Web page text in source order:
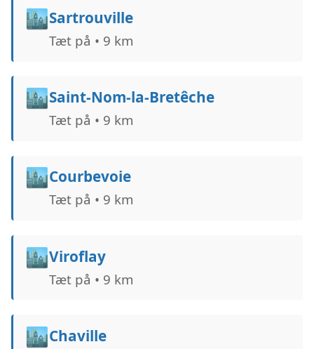
🏙️Sartrouville
Tæt på • 9 km
🏙️Saint-Nom-la-Bretêche
Tæt på • 9 km
🏙️Courbevoie
Tæt på • 9 km
🏙️Viroflay
Tæt på • 9 km
🏙️Chaville